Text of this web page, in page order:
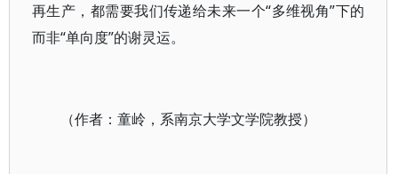
再生产，都需要我们传递给未来一个“多维视角”下的
而非“单向度”的谢灵运。
（作者：童岭，系南京大学文学院教授）